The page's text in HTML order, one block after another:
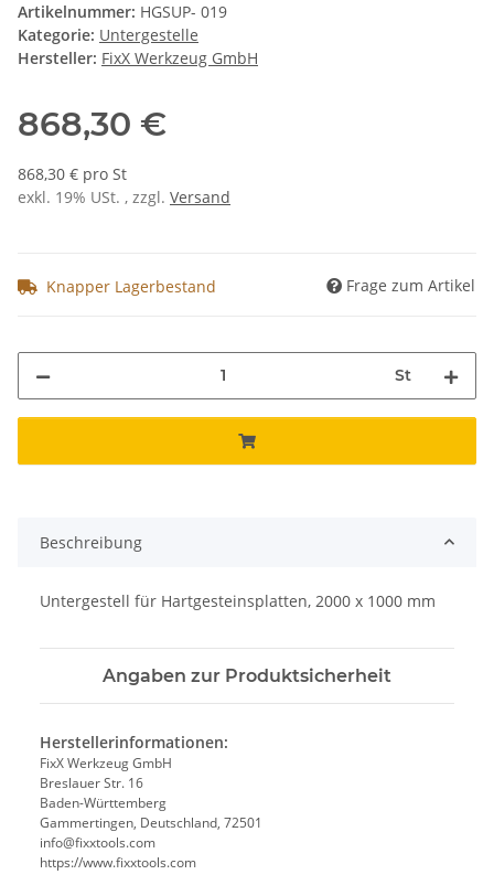
Artikelnummer: HGSUP- 019
Kategorie: Untergestelle
Hersteller: FixX Werkzeug GmbH
868,30 €
868,30 € pro St
exkl. 19% USt. , zzgl. Versand
Knapper Lagerbestand Frage zum Artikel
St
Beschreibung
Untergestell für Hartgesteinsplatten, 2000 x 1000 mm
Angaben zur Produktsicherheit
Herstellerinformationen:
FixX Werkzeug GmbH
Breslauer Str. 16
Baden-Württemberg
Gammertingen, Deutschland, 72501
info@fixxtools.com
https://www.fixxtools.com